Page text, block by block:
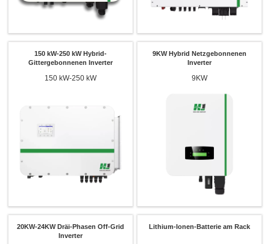
150 kW-250 kW Hybrid-
Gittergebonnenen Inverter
150 kW-250 kW
9KW Hybrid Netzgebonnenen
Inverter
9KW
20KW-24KW Dräi-Phasen Off-Grid
Inverter
Lithium-Ionen-Batterie am Rack